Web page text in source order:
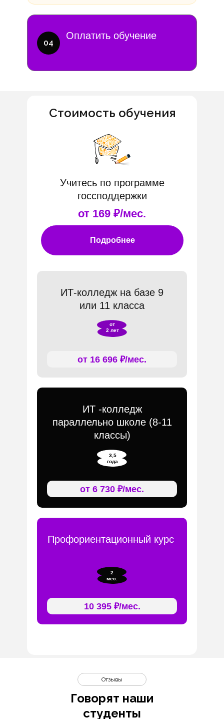
Оплатить обучение
04
ИТ-колледж на базе 9
или 11 класса
Стоимость обучения
от
2 лет
ИТ -колледж
параллельно школе (8-11
классы)
от 6 730 ₽/мес.
3,5
года
2
мес.
Профориентационный курс
от 16 696 ₽/мес.
10 395 ₽/мес.
Подробнее
Учитесь по программе
госсподдержки
от 169 ₽/мес.
Говорят наши
студенты
Отзывы